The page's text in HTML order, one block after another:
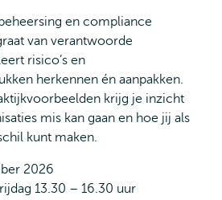
en compliance
van verantwoorde
risico’s en
herkennen én aanpakken.
krijg je inzicht
mis kan gaan en hoe jij als
kunt maken.
2026
13.30 – 16.30 uur